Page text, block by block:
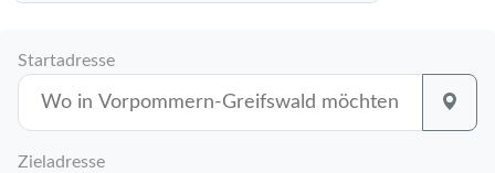
Startadresse
Zieladresse